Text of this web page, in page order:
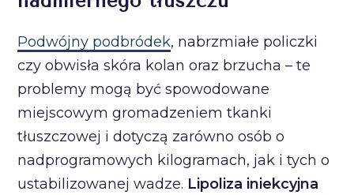
Podwójny podbródek, nabrzmiałe policzki
czy obwisła skóra kolan oraz brzucha – te
problemy mogą być spowodowane
miejscowym gromadzeniem tkanki
tłuszczowej i dotyczą zarówno osób o
nadprogramowych kilogramach, jak i tych o
ustabilizowanej wadze. Lipoliza iniekcyjna